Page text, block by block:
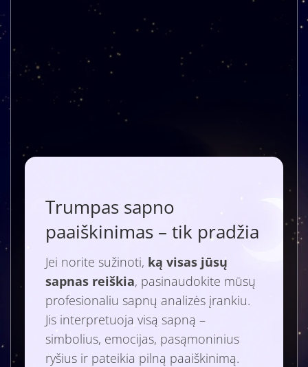
Trumpas sapno
paaiškinimas – tik pradžia
Jei norite sužinoti, ką visas jūsų
sapnas reiškia, pasinaudokite mūsų
profesionaliu sapnų analizės įrankiu.
Jis interpretuoja visą sapną –
simbolius, emocijas, pasąmoninius
ryšius ir pateikia pilną paaiškinimą.